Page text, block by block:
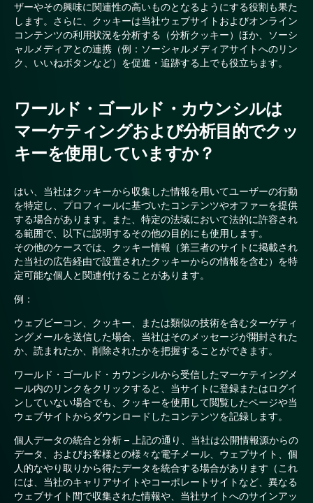
ザーやその興味に関連性の高いものとなるようにする役割も果た
します。さらに、クッキーは当社ウェブサイトおよびオンライン
コンテンツの利用状況を分析する（分析クッキー）ほか、ソーシ
ャルメディアとの連携（例：ソーシャルメディアサイトへのリン
ク、いいねボタンなど）を促進・追跡する上でも役立ちます。
ワールド・ゴールド・カウンシルは
マーケティングおよび分析目的でクッ
キーを使用していますか？
はい、当社はクッキーから収集した情報を用いてユーザーの行動
を特定し、プロフィールに基づいたコンテンツやオファーを提供
する場合があります。また、特定の法域において法的に許容され
る範囲で、以下に説明するその他の目的にも使用します。
その他のケースでは、クッキー情報（第三者のサイトに掲載され
た当社の広告経由で設置されたクッキーからの情報を含む）を特
定可能な個人と関連付けることがあります。
例：
ウェブビーコン、クッキー、または類似の技術を含むターゲティ
ングメールを送信した場合、当社はそのメッセージが開封された
か、読まれたか、削除されたかを把握することができます。
ワールド・ゴールド・カウンシルから受信したマーケティングメ
ール内のリンクをクリックすると、当サイトに登録またはログイ
ンしていない場合でも、クッキーを使用して閲覧したページや当
ウェブサイトからダウンロードしたコンテンツを記録します。
個人データの統合と分析 – 上記の通り、当社は公開情報源からの
データ、およびお客様との様々な電子メール、ウェブサイト、個
人的なやり取りから得たデータを統合する場合があります（これ
には、当社のキャリアサイトやコーポレートサイトなど、異なる
ウェブサイト間で収集された情報や、当社サイトへのサインアッ